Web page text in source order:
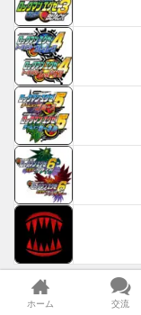
ホーム 交流